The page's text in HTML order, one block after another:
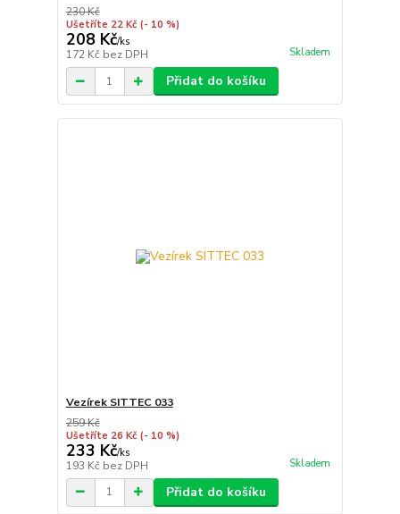
230 Kč
Ušetříte 22 Kč (- 10 %)
208 Kč/ks
172 Kč bez DPH Skladem
Přidat do košíku
Vezírek SITTEC 033
259 Kč
Ušetříte 26 Kč (- 10 %)
233 Kč/ks
193 Kč bez DPH Skladem
Přidat do košíku